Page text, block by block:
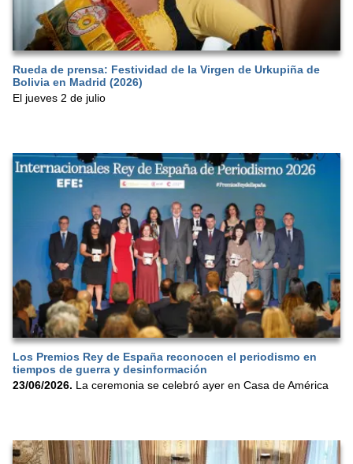
Rueda de prensa: Festividad de la Virgen de Urkupiña de
Bolivia en Madrid (2026)
El jueves 2 de julio
Los Premios Rey de España reconocen el periodismo en
tiempos de guerra y desinformación
23/06/2026. La ceremonia se celebró ayer en Casa de América